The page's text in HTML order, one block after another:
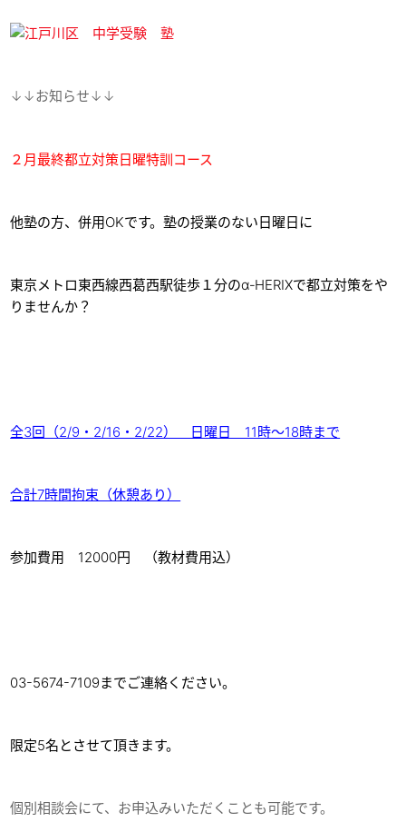
↓↓お知らせ↓↓
２月最終都立対策日曜特訓コース
他塾の方、併用OKです。塾の授業のない日曜日に
東京メトロ東西線西葛西駅徒歩１分のα‐HERIXで都立対策をや
りませんか？
全3回（2/9・2/16・2/22） 日曜日 11時～18時まで
合計7時間拘束（休憩あり）
参加費用 12000円 （教材費用込）
03-5674-7109までご連絡ください。
限定5名とさせて頂きます。
個別相談会にて、お申込みいただくことも可能です。